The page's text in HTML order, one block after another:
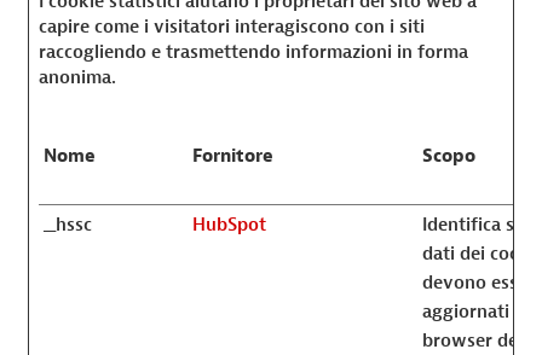
capire come i visitatori interagiscono con i siti
raccogliendo e trasmettendo informazioni in forma
anonima.
Nome Fornitore Scopo
__hssc HubSpot
Identifica se i
dati dei
devono
aggiornati nel
browser del